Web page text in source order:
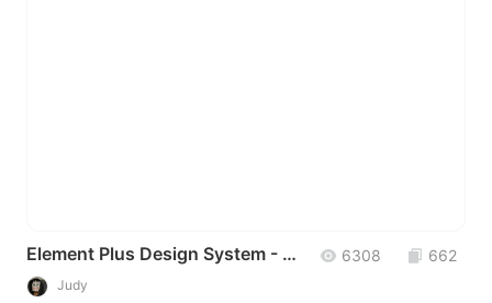
Element Plus Design System - UI Kit 6308 662
Judy